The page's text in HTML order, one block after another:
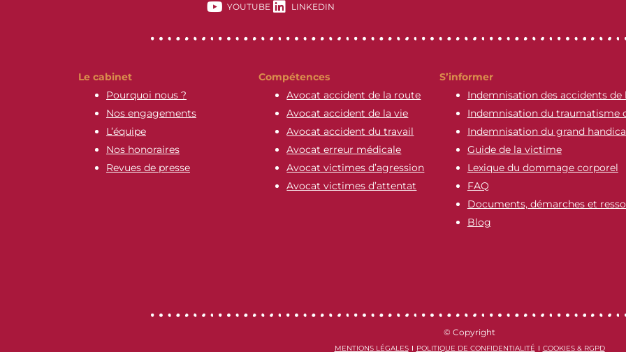
YOUTUBE LINKEDIN
Le cabinet
Pourquoi nous ?
Nos engagements
L’équipe
Nos honoraires
Revues de presse
Compétences
Avocat accident de la route
Avocat accident de la vie
Avocat accident du travail
Avocat erreur médicale
Avocat victimes d’agression
Avocat victimes d’attentat
S’informer
Indemnisation des accidents de
Indemnisation du traumatisme
Indemnisation du grand
Guide de la victime
Lexique du dommage corporel
FAQ
Documents, démarches et
Blog
© Copyright
MENTIONS LÉGALES POLITIQUE DE CONFIDENTIALITÉ COOKIES & RGPD